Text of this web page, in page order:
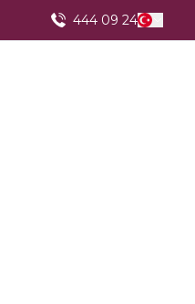
444 09 24
1250 TL Üzeri